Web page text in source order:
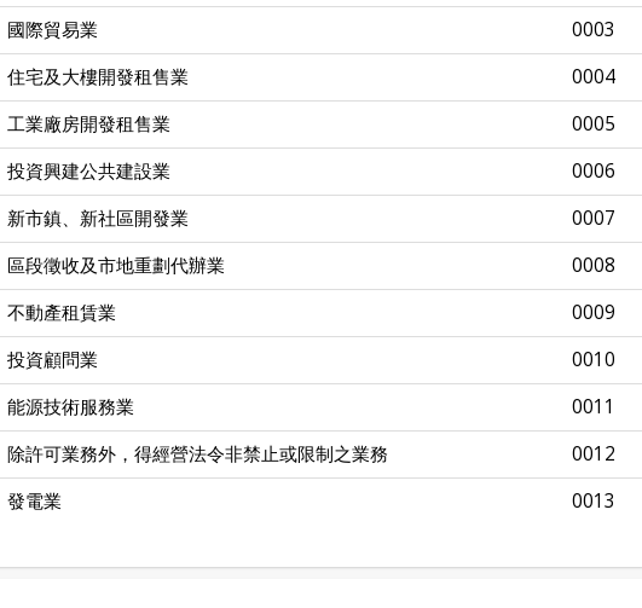
國際貿易業
0003
住宅及大樓開發租售業
0004
工業廠房開發租售業
0005
投資興建公共建設業
0006
新市鎮、新社區開發業
0007
區段徵收及市地重劃代辦業
0008
不動產租賃業
0009
投資顧問業
0010
能源技術服務業
0011
除許可業務外，得經營法令非禁止或限制之業務
0012
發電業 0013